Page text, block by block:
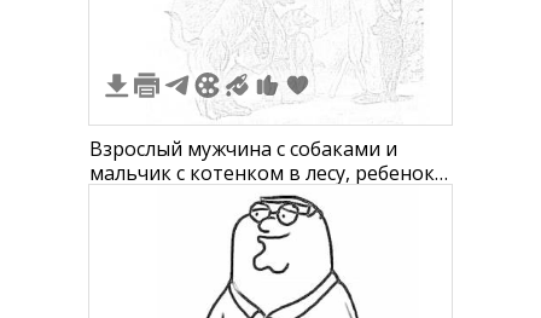
Взрослый мужчина с собаками и
мальчик с котенком в лесу, ребенок